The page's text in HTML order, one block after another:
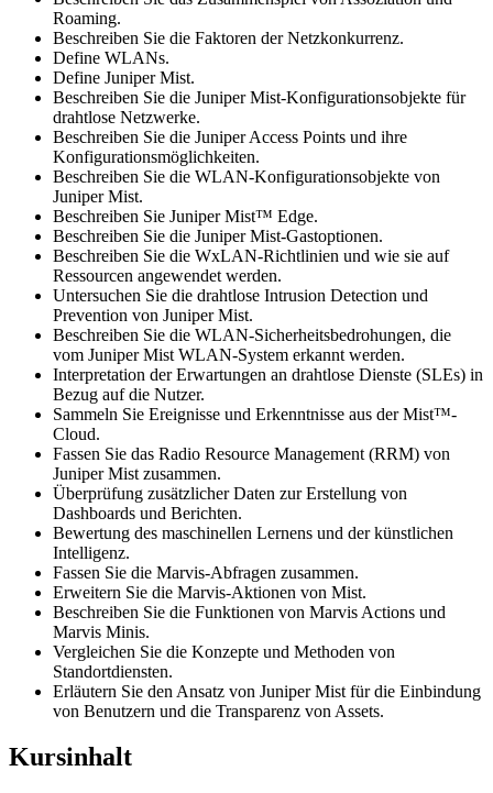
Roaming.
Beschreiben Sie die Faktoren der Netzkonkurrenz.
Define WLANs.
Define Juniper Mist.
Beschreiben Sie die Juniper Mist-Konfigurationsobjekte für
drahtlose Netzwerke.
Beschreiben Sie die Juniper Access Points und ihre
Konfigurationsmöglichkeiten.
Beschreiben Sie die WLAN-Konfigurationsobjekte von
Juniper Mist.
Beschreiben Sie Juniper Mist™ Edge.
Beschreiben Sie die Juniper Mist-Gastoptionen.
Beschreiben Sie die WxLAN-Richtlinien und wie sie auf
Ressourcen angewendet werden.
Untersuchen Sie die drahtlose Intrusion Detection und
Prevention von Juniper Mist.
Beschreiben Sie die WLAN-Sicherheitsbedrohungen, die
vom Juniper Mist WLAN-System erkannt werden.
Interpretation der Erwartungen an drahtlose Dienste (SLEs) in
Bezug auf die Nutzer.
Sammeln Sie Ereignisse und Erkenntnisse aus der Mist™-
Cloud.
Fassen Sie das Radio Resource Management (RRM) von
Juniper Mist zusammen.
Überprüfung zusätzlicher Daten zur Erstellung von
Dashboards und Berichten.
Bewertung des maschinellen Lernens und der künstlichen
Intelligenz.
Fassen Sie die Marvis-Abfragen zusammen.
Erweitern Sie die Marvis-Aktionen von Mist.
Beschreiben Sie die Funktionen von Marvis Actions und
Marvis Minis.
Vergleichen Sie die Konzepte und Methoden von
Standortdiensten.
Erläutern Sie den Ansatz von Juniper Mist für die Einbindung
von Benutzern und die Transparenz von Assets.
Kursinhalt